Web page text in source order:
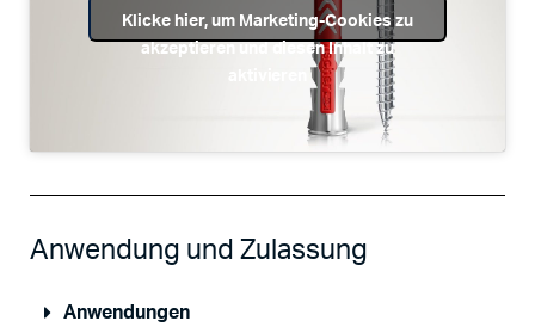
Klicke hier, um Marketing-Cookies zu
akzeptieren und diesen Inhalt zu
Anwendung und Zulassung
Anwendungen